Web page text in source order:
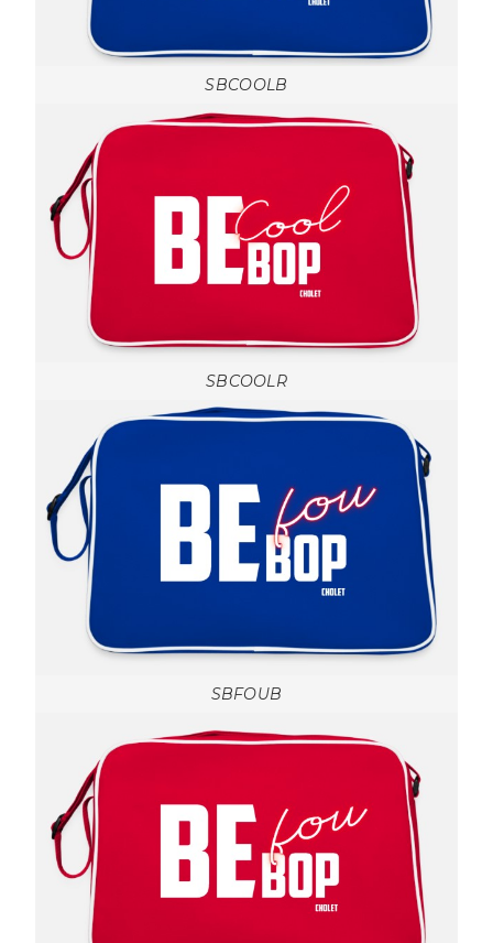
SBCOOLB
SBCOOLR
SBFOUB